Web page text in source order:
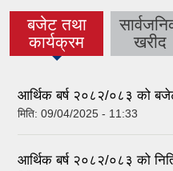
बजेट तथा
कार्यक्रम
(active tab)
खरीद
आर्थिक बर्ष २०८२/०८३ को
मिति: 09/04/2025 - 11:33
आर्थिक बर्ष २०८२/०८३ को